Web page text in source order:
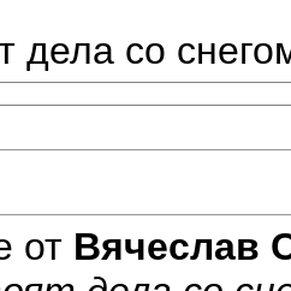
дела со
от Вячеслав